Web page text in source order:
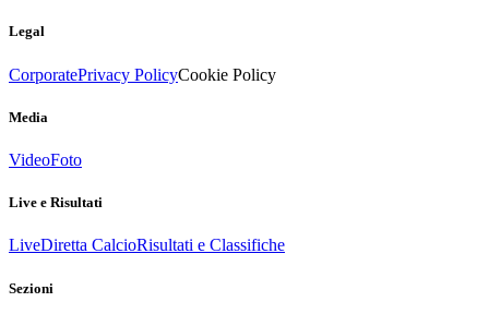
Legal
CorporatePrivacy PolicyCookie Policy
Media
VideoFoto
Live e Risultati
LiveDiretta CalcioRisultati e Classifiche
Sezioni